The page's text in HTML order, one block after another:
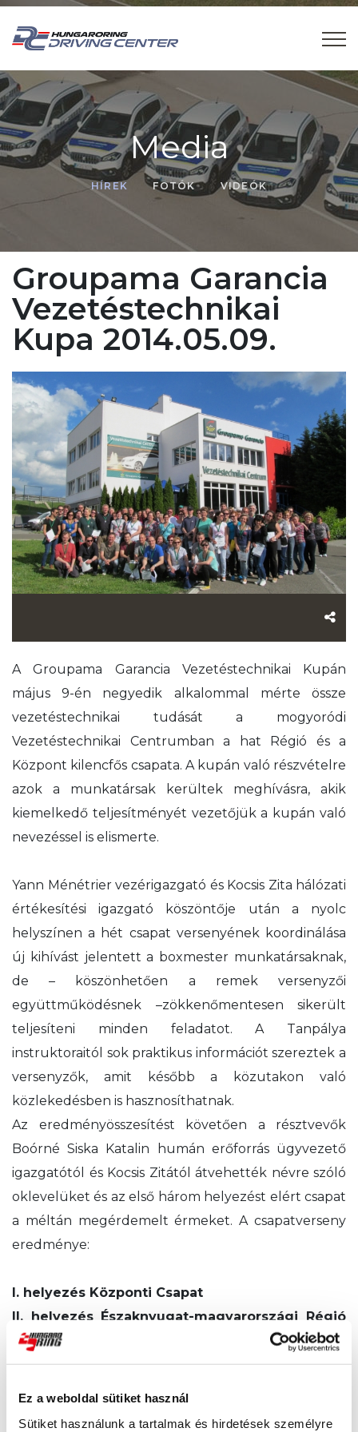
Ez a weboldal sütiket használ
Sütiket használunk a tartalmak és hirdetések személyre
Media
HÍREK FOTÓK VIDEÓK
Groupama Garancia
Vezetéstechnikai
Kupa 2014.05.09.
A Groupama Garancia Vezetéstechnikai Kupán
május 9-én negyedik alkalommal mérte össze
vezetéstechnikai tudását a mogyoródi
Vezetéstechnikai Centrumban a hat Régió és a
Központ kilencfős csapata. A kupán való részvételre
azok a munkatársak kerültek meghívásra, akik
kiemelkedő teljesítményét vezetőjük a kupán való
nevezéssel is elismerte.
Yann Ménétrier vezérigazgató és Kocsis Zita hálózati
értékesítési igazgató köszöntője után a nyolc
helyszínen a hét csapat versenyének koordinálása
új kihívást jelentett a boxmester munkatársaknak,
de – köszönhetően a remek versenyzői
együttműködésnek –zökkenőmentesen sikerült
teljesíteni minden feladatot. A Tanpálya
instruktoraitól sok praktikus információt szereztek a
versenyzők, amit később a közutakon való
közlekedésben is hasznosíthatnak.
Az eredményösszesítést követően a résztvevők
Boórné Siska Katalin humán erőforrás ügyvezető
igazgatótól és Kocsis Zitától átvehették névre szóló
oklevelüket és az első három helyezést elért csapat
a méltán megérdemelt érmeket. A csapatverseny
eredménye:
I. helyezés Központi Csapat
II. helyezés Északnyugat-magyarországi Régió
Csapata
III.
helyezés
Délnyugat-magyarországi Régió